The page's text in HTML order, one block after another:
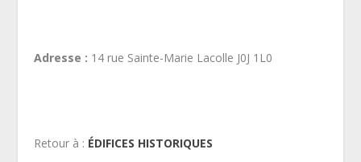
Adresse : 14 rue Sainte-Marie Lacolle J0J 1L0
Retour à : ÉDIFICES HISTORIQUES